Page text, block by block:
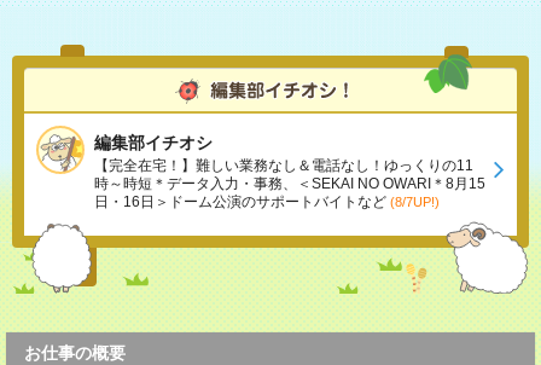
編集部イチオシ
【完全在宅！】難しい業務なし＆電話なし！ゆっくりの11
時～時短＊データ入力・事務、＜SEKAI NO OWARI＊8月15
日・16日＞ドーム公演のサポートバイトなど (8/7UP!)
お仕事の概要